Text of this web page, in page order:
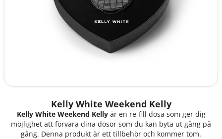
Kelly White Weekend Kelly
Kelly White Weekend Kelly är en re-fill dosa som ger dig
möjlighet att förvara dina dosor som du kan byta ut gång på
gång. Denna produkt är ett tillbehör och kommer tom.